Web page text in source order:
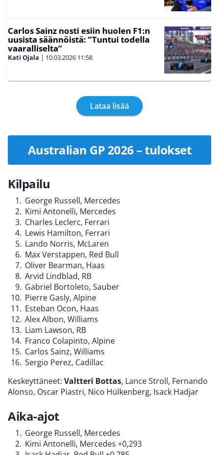
Carlos Sainz nosti esiin huolen F1:n
uusista säännöistä: ”Tuntui todella
vaaralliselta”
Kati Ojala | 10.03.2026 11:58
Lataa lisää
Australian GP 2026 – tulokset
Kilpailu
George Russell, Mercedes
Kimi Antonelli, Mercedes
Charles Leclerc, Ferrari
Lewis Hamilton, Ferrari
Lando Norris, McLaren
Max Verstappen, Red Bull
Oliver Bearman, Haas
Arvid Lindblad, RB
Gabriel Bortoleto, Sauber
Pierre Gasly, Alpine
Esteban Ocon, Haas
Alex Albon, Williams
Liam Lawson, RB
Franco Colapinto, Alpine
Carlos Sainz, Williams
Sergio Perez, Cadillac
Keskeyttäneet: Valtteri Bottas, Lance Stroll, Fernando
Alonso, Oscar Piastri, Nico Hülkenberg, Isack Hadjar
Aika-ajot
George Russell, Mercedes
Kimi Antonelli, Mercedes +0,293